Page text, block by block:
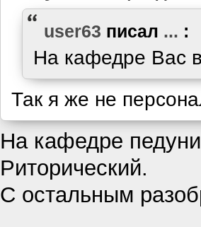
user63 писал ... :
На кафедре Вас
Так я же не
На кафедре
Риторический.
С остальным